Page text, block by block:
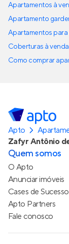
Apartamentos à
Apartamento
Apartamentos para
Coberturas à
Como comprar
Apto
Zafyr Antônio
Quem somos
O Apto
Anunciar imóveis
Cases de Sucesso
Apto Partners
Fale conosco